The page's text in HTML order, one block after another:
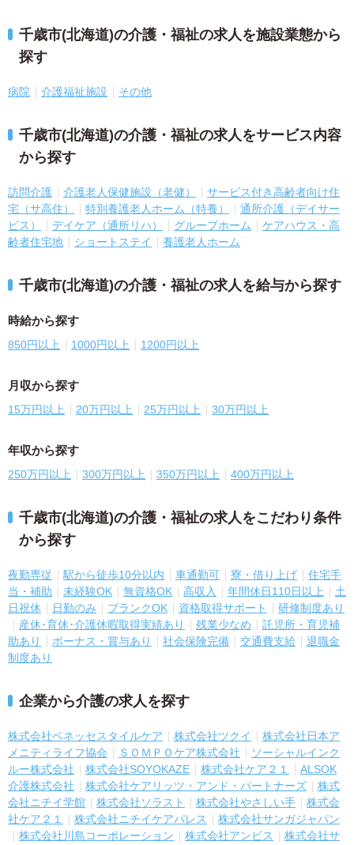
千歳市(北海道)の介護・福祉の求人を施設業態から
探す
病院 介護福祉施設 その他
千歳市(北海道)の介護・福祉の求人をサービス内容
から探す
訪問介護 介護老人保健施設（老健）
サービス付き高齢者向け住
宅（サ高住）
特別養護老人ホーム（特養）
通所介護（デイサー
ビス）
デイケア（通所リハ） グループホーム
ケアハウス・高
齢者住宅地
ショートステイ 養護老人ホーム
千歳市(北海道)の介護・福祉の求人を給与から探す
時給から探す
850円以上 1000円以上 1200円以上
月収から探す
15万円以上 20万円以上 25万円以上 30万円以上
年収から探す
250万円以上 300万円以上 350万円以上 400万円以上
千歳市(北海道)の介護・福祉の求人をこだわり条件
から探す
夜勤専従 駅から徒歩10分以内 車通勤可 寮・借り上げ
住宅手
当・補助
未経験OK 無資格OK 高収入 年間休日110日以上
土
日祝休
日勤のみ ブランクOK 資格取得サポート
研修制度あり
産休･育休･介護休暇取得実績あり
残業少なめ
託児所・育児補
助あり
ボーナス・賞与あり 社会保険完備 交通費支給
退職金
制度あり
企業から介護の求人を探す
株式会社ベネッセスタイルケア 株式会社ツクイ
株式会社日本ア
メニティライフ協会
ＳＯＭＰＯケア株式会社
ソーシャルインク
ルー株式会社
株式会社SOYOKAZE 株式会社ケア２１
ALSOK
介護株式会社
株式会社ケアリッツ・アンド・パートナーズ
株式
会社ニチイ学館
株式会社ソラスト 株式会社やさしい手
株式会
社ケア２１
株式会社ニチイケアパレス
株式会社サンガジャパン
株式会社川島コーポレーション
株式会社アンビス
株式会社サ